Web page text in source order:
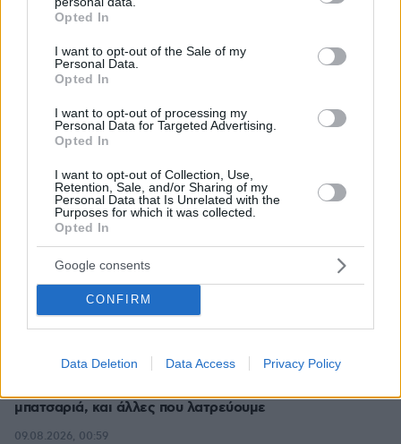
grant or deny consent to Google and its third-party tags to
use your data for below specified purposes in below Google
consent section.
Opted In
I want to opt-out of the Sale of my
Personal Data.
Opted In
I want to opt-out of processing my
Personal Data for Targeted Advertising.
Opted In
I want to opt-out of Collection, Use,
Retention, Sale, and/or Sharing of my
Personal Data that Is Unrelated with the
Purposes for which it was collected.
Opted In
Google consents
CONFIRM
Data Deletion Data Access Privacy Policy
Τι αλλάζει στις φετινές φορολογικές δηλώσεις: Οι αλλαγές
05.02.2025, 07:42
ΡΟΗ ΕΙΔΗΣΕΩΝ
Ειδήσεις Σχολιασμένα
Τουλάχιστον 22 νεκροί κατά τη σύγκρουση δύο
μπατσαριά, και άλλες που λατρεύουμε
09.08.2026, 01:00
09.08.2026, 00:59